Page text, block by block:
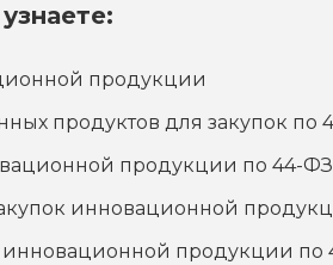
продукции
продуктов для закупок по
продукции по 44-ФЗ
инновационной
инновационной продукции по